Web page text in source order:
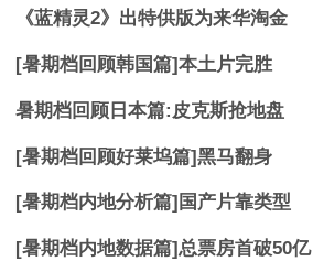
《蓝精灵2》出特供版为来华淘金
[暑期档回顾韩国篇]本土片完胜
暑期档回顾日本篇:皮克斯抢地盘
[暑期档回顾好莱坞篇]黑马翻身
[暑期档内地分析篇]国产片靠类型
[暑期档内地数据篇]总票房首破50亿